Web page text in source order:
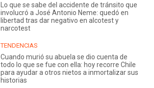
Lo que se sabe del accidente de tránsito que
involucró a José Antonio Neme: quedó en
libertad tras dar negativo en alcotest y
narcotest
TENDENCIAS
Cuando murió su abuela se dio cuenta de
todo lo que se fue con ella: hoy recorre Chile
para ayudar a otros nietos a inmortalizar sus
historias